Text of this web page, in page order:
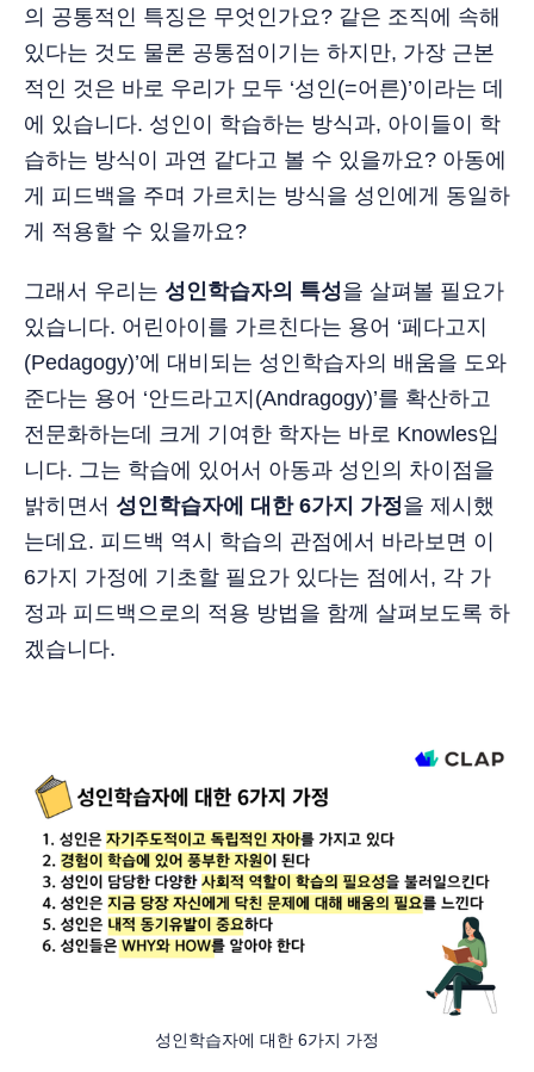
의 공통적인 특징은 무엇인가요? 같은 조직에 속해
있다는 것도 물론 공통점이기는 하지만, 가장 근본
적인 것은 바로 우리가 모두 ‘성인(=어른)’이라는 데
에 있습니다. 성인이 학습하는 방식과, 아이들이 학
습하는 방식이 과연 같다고 볼 수 있을까요? 아동에
게 피드백을 주며 가르치는 방식을 성인에게 동일하
게 적용할 수 있을까요?
그래서 우리는 성인학습자의 특성을 살펴볼 필요가
있습니다. 어린아이를 가르친다는 용어 ‘페다고지
(Pedagogy)’에 대비되는 성인학습자의 배움을 도와
준다는 용어 ‘안드라고지(Andragogy)’를 확산하고
전문화하는데 크게 기여한 학자는 바로 Knowles입
니다. 그는 학습에 있어서 아동과 성인의 차이점을
밝히면서 성인학습자에 대한 6가지 가정을 제시했
는데요. 피드백 역시 학습의 관점에서 바라보면 이
6가지 가정에 기초할 필요가 있다는 점에서, 각 가
정과 피드백으로의 적용 방법을 함께 살펴보도록 하
겠습니다.
성인학습자에 대한 6가지 가정